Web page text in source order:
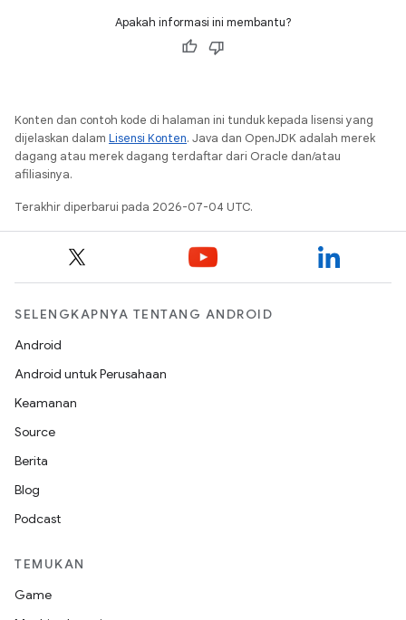
Apakah informasi ini membantu?
Konten dan contoh kode di halaman ini tunduk kepada lisensi yang
dijelaskan dalam Lisensi Konten. Java dan OpenJDK adalah merek
dagang atau merek dagang terdaftar dari Oracle dan/atau
afiliasinya.
Terakhir diperbarui pada 2026-07-04 UTC.
SELENGKAPNYA TENTANG ANDROID
Android
Android untuk Perusahaan
Keamanan
Source
Berita
Blog
Podcast
TEMUKAN
Game